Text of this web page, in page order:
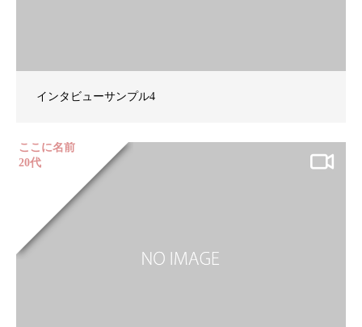
インタビューサンプル4
ここに名前
20代